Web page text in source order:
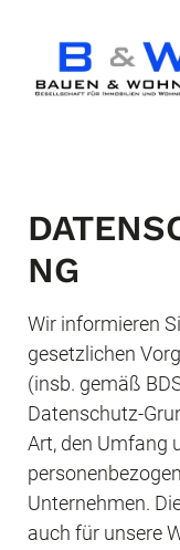
NG
Wir informieren
gesetzlichen
(insb. gemäß
Datenschutz-
Art, den Umfang
Unternehmen.
auch für unsere